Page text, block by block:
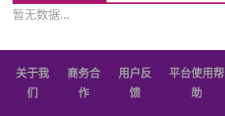
暂无数据...
关于我
们
商务合
作
用户反
馈
平台使用帮
助